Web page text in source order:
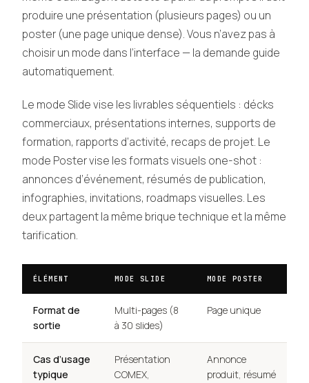
produire une présentation (plusieurs pages) ou un
poster (une page unique dense). Vous n’avez pas à
choisir un mode dans l’interface — la demande guide
automatiquement.
Le mode Slide vise les livrables séquentiels : décks
commerciaux, présentations internes, supports de
formation, rapports d’activité, recaps de projet. Le
mode Poster vise les formats visuels one-shot :
annonces d’événement, résumés de publication,
infographies, invitations, roadmaps visuelles. Les
deux partagent la même brique technique et la même
tarification.
ÉLÉMENT MODE SLIDE MODE POSTER
Format de
sortie
Multi-pages (8
à 30 slides)
Page unique
Cas d’usage
typique
Présentation
COMEX,
Annonce
produit, résumé